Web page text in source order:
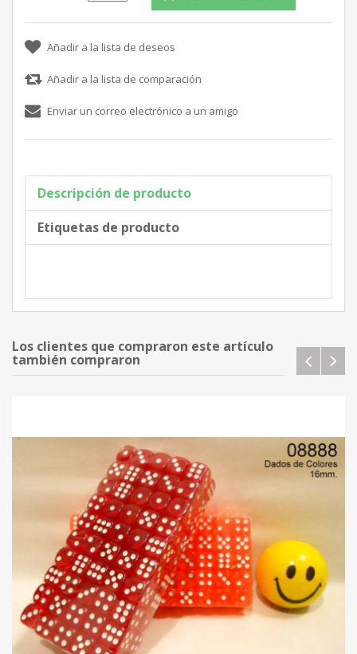
Descripción de producto
Etiquetas de producto
Los clientes que compraron este artículo
también compraron